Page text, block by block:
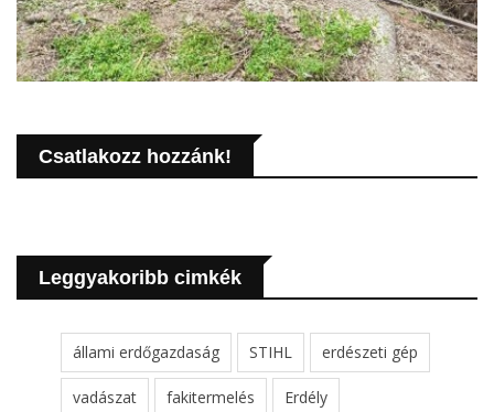
Csatlakozz hozzánk!
Leggyakoribb cimkék
állami erdőgazdaság STIHL erdészeti gép
vadászat fakitermelés Erdély